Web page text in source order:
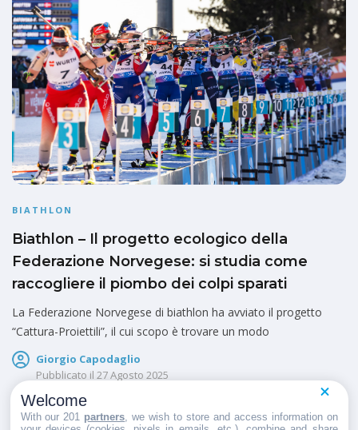
BIATHLON
Biathlon – Il progetto ecologico della
Federazione Norvegese: si studia come
raccogliere il piombo dei colpi sparati
La Federazione Norvegese di biathlon ha avviato il progetto
“Cattura-Proiettili”, il cui scopo è trovare un modo
Giorgio Capodaglio
Pubblicato il 27 Agosto 2025
Welcome
With our 201 partners , we wish to store and access information on